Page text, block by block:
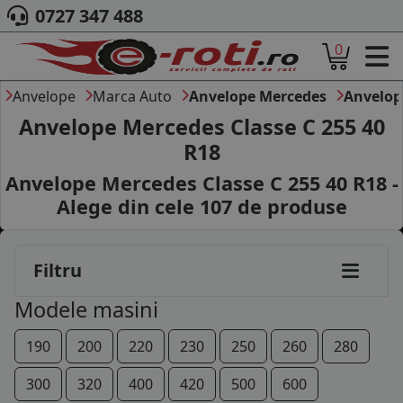
ACASA
DESPRE NOI
ANVELOPE
AUTO
CAMION
MOTO
AGROINDUSTRIALE
BLOG
B2B - COLABORARE COMPANII
CONT
0727 347 488
0
Anvelope Marca Auto Anvelope Mercedes
Anvelope Mercedes Classe C 255 40
R18
Anvelope Mercedes Classe C 255 40 R18 -
Alege din cele 107de produse
Filtru
Modele masini
190 200 220 230 250 260
280
300
320 400 420 500
600
185/65R15
195/65R15
195/60R16
205/55R16
205/60R16
225/50R16
225/55R16